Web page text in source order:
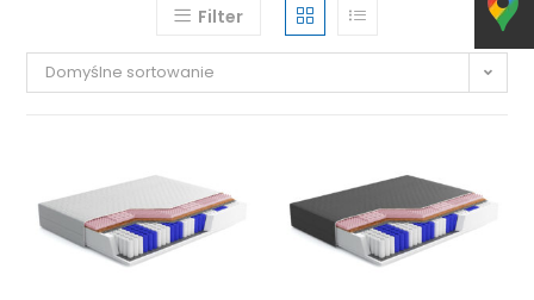
Filter
Domyślne sortowanie